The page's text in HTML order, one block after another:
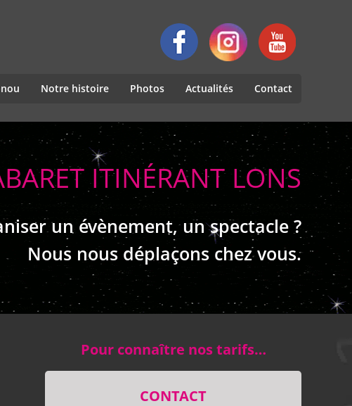
Notre histoire Photos Actualités Contact
ITINÉRANT LONS
un évènement, un spectacle ?
Nous nous déplaçons chez vous.
Pour connaître nos tarifs…
CONTACT